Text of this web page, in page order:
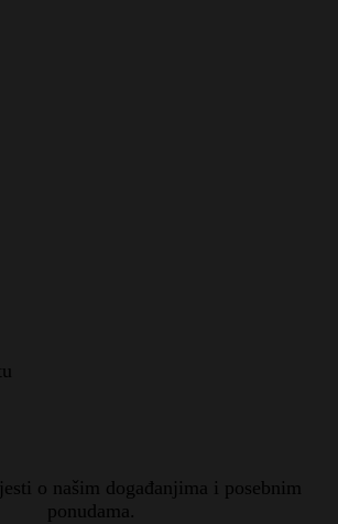
o našim događanjima i posebnim
ponudama.